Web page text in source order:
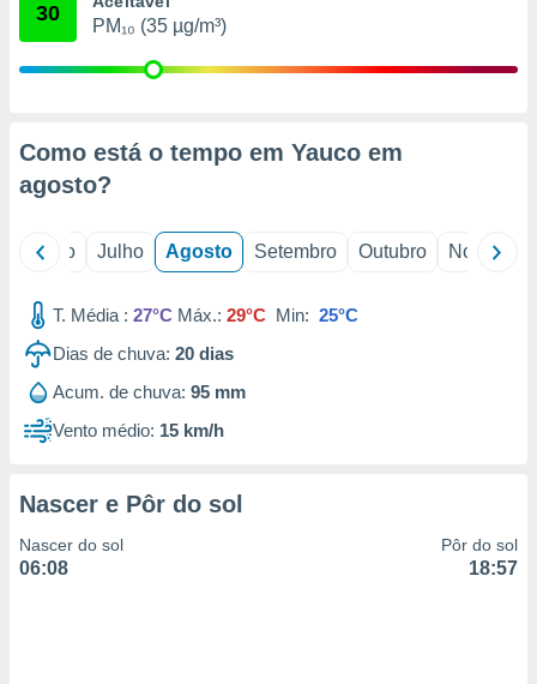
de
1199
30
PM₁₀ (35 µg/m³)
Como está o tempo em Yauco em
agosto?
Junho Julho Agosto Setembro Outubro Novembro
T. Média : 27°C Máx.: 29°C Min: 25°C
Dias de chuva: 20 dias
Acum. de chuva: 95 mm
Vento médio: 15 km/h
Nascer e Pôr do sol
Nascer do sol
06:08
Pôr do sol
18:57